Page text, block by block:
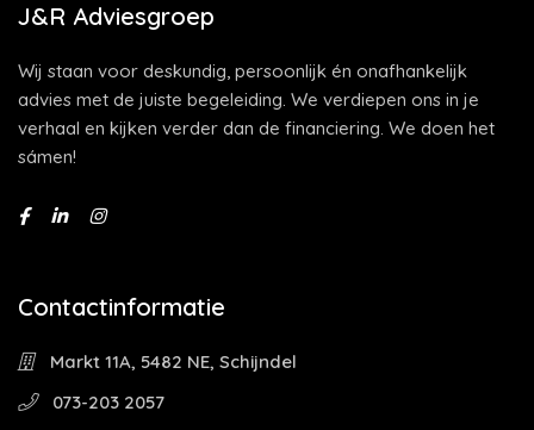
J&R Adviesgroep
Wij staan voor deskundig, persoonlijk én onafhankelijk
advies met de juiste begeleiding. We verdiepen ons in je
verhaal en kijken verder dan de financiering. We doen het
sámen!
Contactinformatie
Markt 11A, 5482 NE, Schijndel
073-203 2057